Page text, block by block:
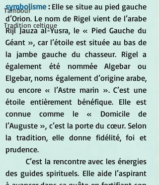
Tambour
Tradition celtique
symbolisme : Elle se situe au pied gauche
d’Orion. Le nom de Rigel vient de l’arabe
Rijl Jauza al-Yusra, le « Pied Gauche du
Géant », car l’étoile est située au bas de
la jambe gauche du chasseur. Rigel a
également été nommée Algebar ou
Elgebar, noms également d’origine arabe,
ou encore « l’Astre marin ». C’est une
étoile entièrement bénéfique. Elle est
connue comme le « Domicile de
l’Auguste », c’est la porte du cœur. Selon
la tradition, elle donne fidélité, foi et
prudence.
des guides spirituels. Elle aide l’aspirant